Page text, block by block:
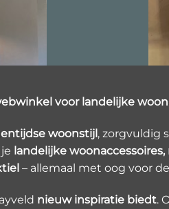
voor landelijke
woonstijl , zorgvuldig
landelijke
– allemaal met oog voor
nieuw inspiratie biedt.